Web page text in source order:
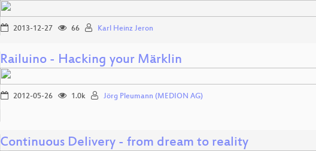
2013-12-27 66 Karl Heinz Jeron
Railuino - Hacking your Märklin
2012-05-26 1.0k Jörg Pleumann (MEDION AG)
Continuous Delivery - from dream to reality